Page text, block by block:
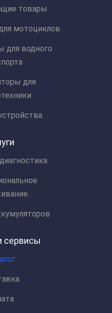
товары
мотоциклов
для водного
для
сервисы